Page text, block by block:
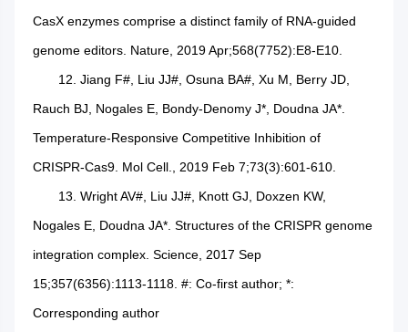
CasX enzymes comprise a distinct family of RNA-guided
genome editors. Nature, 2019 Apr;568(7752):E8-E10.
12. Jiang F#, Liu JJ#, Osuna BA#, Xu M, Berry JD,
Rauch BJ, Nogales E, Bondy-Denomy J*, Doudna JA*.
Temperature-Responsive Competitive Inhibition of
CRISPR-Cas9. Mol Cell., 2019 Feb 7;73(3):601-610.
13. Wright AV#, Liu JJ#, Knott GJ, Doxzen KW,
Nogales E, Doudna JA*. Structures of the CRISPR genome
integration complex. Science, 2017 Sep
15;357(6356):1113-1118. #: Co-first author; *:
Corresponding author